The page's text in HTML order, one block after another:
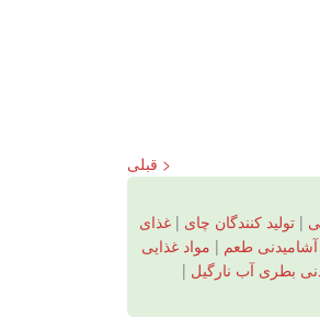
< قبلی
| تولید کنندگان چای | غذای
طعم | مواد غذایی
بطری آب نارگیل |